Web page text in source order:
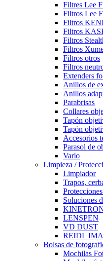
Filtres Lee
Filtros Lee
Filtros
Filtros
Filtros
Filtros
Filtros otros
Filtros
Extenders
Anillos de
Anillos
Parabrisas
Collares
Tapón
Tapón
Accesorios
Parasol de
Vario
Limpieza /
Limpiador
Trapos,
Soluciones
LENSPEN
VD DUST
REIDL
Bolsas de
Mochilas